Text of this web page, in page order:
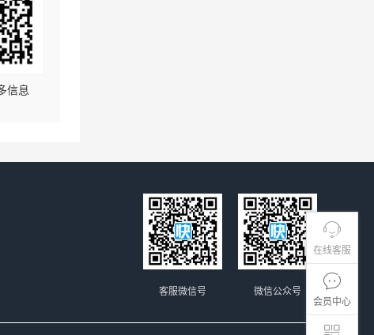
在线客服
会员中心
信息
微信公众号
客服微信号